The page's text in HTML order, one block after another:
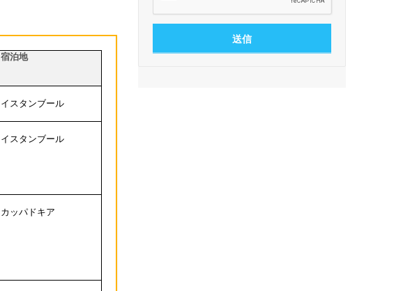
宿泊地
イスタンブール
イスタンブール
カッパドキア